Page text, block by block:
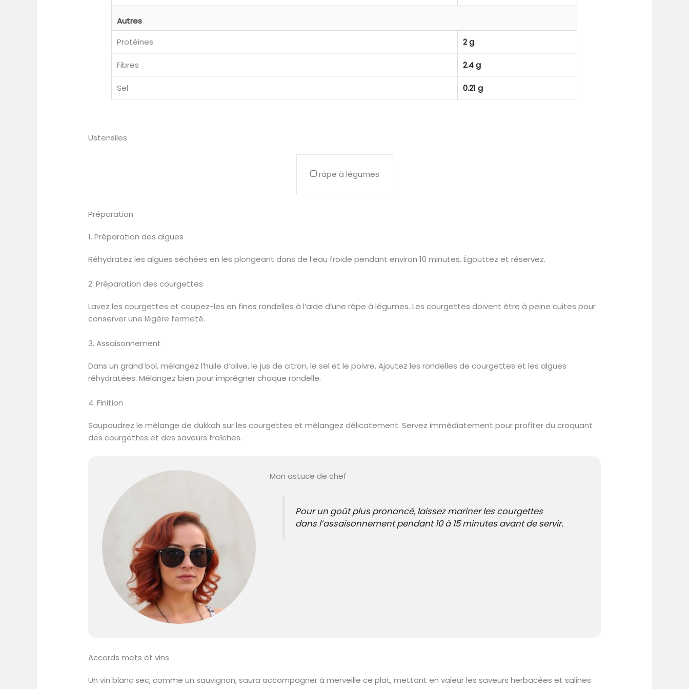
Autres
Protéines
2 g
Fibres 2.4 g
Sel 0.21 g
Ustensiles
râpe à légumes
Préparation
1. Préparation des algues
Réhydratez les algues séchées en les plongeant dans de l’eau froide pendant environ 10 minutes. Égouttez et réservez.
2. Préparation des courgettes
Lavez les courgettes et coupez-les en fines rondelles à l’aide d’une râpe à légumes. Les courgettes doivent être à peine cuites pour
conserver une légère fermeté.
3. Assaisonnement
Dans un grand bol, mélangez l’huile d’olive, le jus de citron, le sel et le poivre. Ajoutez les rondelles de courgettes et les algues
réhydratées. Mélangez bien pour imprégner chaque rondelle.
4. Finition
Saupoudrez le mélange de dukkah sur les courgettes et mélangez délicatement. Servez immédiatement pour profiter du croquant
des courgettes et des saveurs fraîches.
Mon astuce de chef
Pour un goût plus prononcé, laissez mariner les courgettes
dans l’assaisonnement pendant 10 à 15 minutes avant de servir.
Accords mets et vins
Un vin blanc sec, comme un sauvignon, saura accompagner à merveille ce plat, mettant en valeur les saveurs herbacées et salines